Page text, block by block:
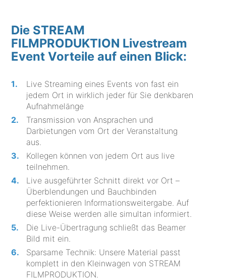
Die STREAM
FILMPRODUKTION Livestream
Event Vorteile auf einen Blick:
Live Streaming eines Events von fast ein
jedem Ort in wirklich jeder für Sie denkbaren
Aufnahmelänge
Transmission von Ansprachen und
Darbietungen vom Ort der Veranstaltung
aus.
Kollegen können von jedem Ort aus live
teilnehmen.
Live ausgeführter Schnitt direkt vor Ort –
Überblendungen und Bauchbinden
perfektionieren Informationsweitergabe. Auf
diese Weise werden alle simultan informiert.
Die Live-Übertragung schließt das Beamer
Bild mit ein.
Sparsame Technik: Unsere Material passt
komplett in den Kleinwagen von STREAM
FILMPRODUKTION.